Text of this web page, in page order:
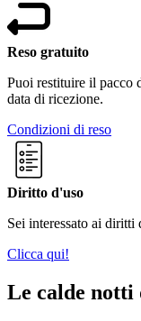
Reso gratuito
Puoi restituire il pacco
data di ricezione.
Condizioni di reso
Diritto d'uso
Sei interessato ai
Clicca qui!
Le calde notti